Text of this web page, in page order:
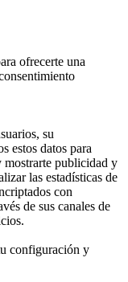
ofrecerte una
su
estos datos para
mostrarte publicidad y
las estadísticas de
con
de sus canales de
configuración y